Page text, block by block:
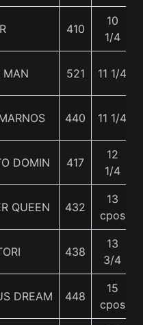
410
10
1/4
MAN 521 11 1/4
440 11 1/4
DOMIN 417
12
1/4
QUEEN 432
13
cpos
438
13
3/4
DREAM 448
15
cpos